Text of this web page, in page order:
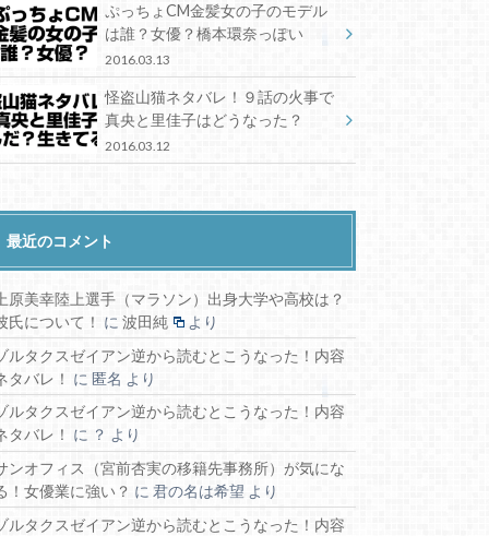
ぷっちょCM金髪女の子のモデル
は誰？女優？橋本環奈っぽい
2016.03.13
怪盗山猫ネタバレ！９話の火事で
真央と里佳子はどうなった？
2016.03.12
最近のコメント
原美幸陸上選手（マラソン）出身大学や高校は？
氏について！ に波田純
より
ルタクスゼイアン逆から読むとこうなった！内容
タバレ！ に 匿名 より
ルタクスゼイアン逆から読むとこうなった！内容
タバレ！ に ？ より
ンオフィス（宮前杏実の移籍先事務所）が気にな
！女優業に強い？ に君の名は希望 より
ルタクスゼイアン逆から読むとこうなった！内容